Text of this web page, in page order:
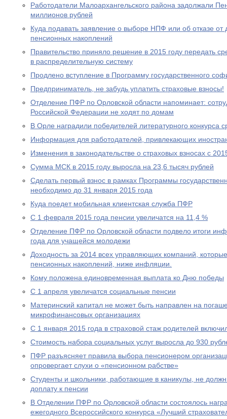
Работодатели Малоархангельского района задолжали
миллионов рублей
Куда подавать заявление о выборе НПФ или об отказе
пенсионных накоплений
Правительство приняло решение в 2015 году передать
в распределительную систему
Продлено вступление в Программу государственного
Предприниматель, не забудь уплатить страховые взносы!
Отделение ПФР по Орловской области напоминает:
Российской Федерации не ходят по домам
В Орле наградили победителей литературного конкурса
Информация для работодателей, привлекающих
Изменения в законодательстве о страховых взносах с
Сумма МСК в 2015 году выросла на 23,6 тысяч рублей
Сделать первый взнос в рамках Программы
необходимо до 31 января 2015 года
Куда поедет мобильная клиентская служба ПФР
С 1 февраля 2015 года пенсии увеличатся на 11,4 %
Отделение ПФР по Орловской области подвело итоги
года для учащейся молодежи
Доходность за 2014 всех управляющих компаний,
пенсионных накоплений, ниже инфляции.
Кому положена единовременная выплата ко Дню победы
С 1 апреля увеличатся социальные пенсии
Материнский капитал не может быть направлен на
микрофинансовых организациях
С 1 января 2015 года в страховой стаж родителей
Стоимость набора социальных услуг выросла до 930
ПФР разъясняет правила выбора пенсионером
опровергает слухи о «пенсионном рабстве»
Студенты и школьники, работающие в каникулы, не
доплату к пенсии
В Отделении ПФР по Орловской области состоялось
ежегодного Всероссийского конкурса «Лучший